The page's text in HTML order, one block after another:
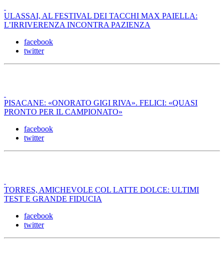
ULASSAI, AL FESTIVAL DEI TACCHI MAX PAIELLA:
L’IRRIVERENZA INCONTRA PAZIENZA
facebook
twitter
PISACANE: «ONORATO GIGI RIVA». FELICI: «QUASI
PRONTO PER IL CAMPIONATO»
facebook
twitter
TORRES, AMICHEVOLE COL LATTE DOLCE: ULTIMI
TEST E GRANDE FIDUCIA
facebook
twitter